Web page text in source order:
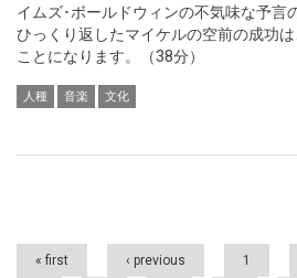
イムズ･ボールドウィンの不気味な予言
ひっくり返したマイケルの空前の成功
ことになります。（38分）
人種 音楽 文化
Pages
« first ‹ previous 1